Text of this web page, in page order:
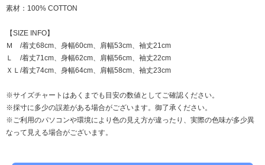
素材：100% COTTON
【SIZE INFO】
Ｍ /着丈68cm、身幅60cm、肩幅53cm、袖丈21cm
Ｌ /着丈71cm、身幅62cm、肩幅56cm、袖丈22cm
ＸＬ/着丈74cm、身幅64cm、肩幅58cm、袖丈23cm
※サイズチャートはあくまでも目安の数値としてご確認ください。
※採寸に多少の誤差がある場合がございます。御了承ください。
※ご利用のパソコンや環境により色の見え方が違ったり、実際の色味が多少異
なって見える場合がございます。